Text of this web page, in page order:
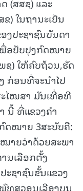
) ໃນຖານະເປັນ
ງປະຊາຊົນບັນດາ
ພື່ອປັບປຸງກົດໝາຍ
ຊ) ໃຫ້ຄົບຖ້ວນ,ຮັດ
ກ່ອນທີ່ຈະນໍາໄປ
ະໄໝສາ ມັນເທື່ອທີ
ນີ້ ທີ່ແຂວງຄຳ
ດໝາຍ 3ສະບັບຄື:
າຍວ່າດ້ວຍສະພາ
ນເລືອກຕັ້ງ
ະຊາຊົນຂັ້ນແຂວງ
ທສຸວອນເລືອງບຸນ